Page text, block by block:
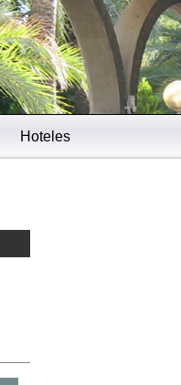
Hoteles